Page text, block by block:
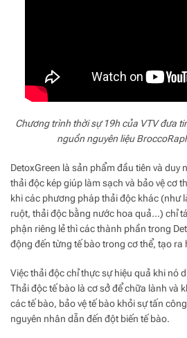
Chương trình thời sự 19h của VTV đưa
nguồn nguyên liệu
DetoxGreen là sản phẩm đầu tiên và duy
thải độc kép giúp làm sạch và bảo vệ cơ
khi các phương pháp thải độc khác (như
ruột, thải độc bằng nước hoa quả…) chỉ
phận riêng lẻ thì các thành phần trong
động đến từng tế bào trong cơ thể, tạo ra
Việc thải độc chỉ thực sự hiệu quả khi nó
Thải độc tế bào là cơ sở để chữa lành và
các tế bào, bảo vệ tế bào khỏi sự tấn
nguyên nhân dẫn đến đột biến tế bào.